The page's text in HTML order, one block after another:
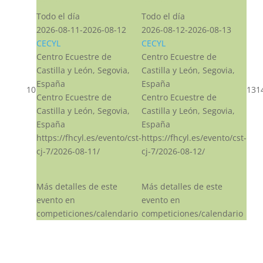
10
Todo el día
2026-08-11-2026-08-12
CECYL
Centro Ecuestre de
Castilla y León, Segovia,
España
Centro Ecuestre de
Castilla y León, Segovia,
España
https://fhcyl.es/evento/cst-
cj-7/2026-08-11/
Más detalles de este
evento en
competiciones/calendario
Todo el día
2026-08-12-2026-08-13
CECYL
Centro Ecuestre de
Castilla y León, Segovia,
España
Centro Ecuestre de
Castilla y León, Segovia,
España
https://fhcyl.es/evento/cst-
cj-7/2026-08-12/
Más detalles de este
evento en
competiciones/calendario
13